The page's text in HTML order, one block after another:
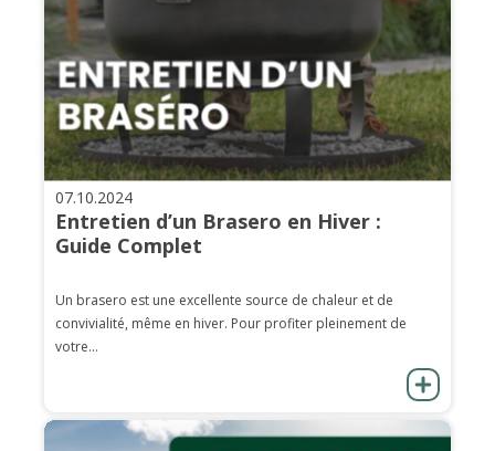
07.10.2024
Entretien d’un Brasero en Hiver :
Guide Complet
Un brasero est une excellente source de chaleur et de
convivialité, même en hiver. Pour profiter pleinement de
votre...